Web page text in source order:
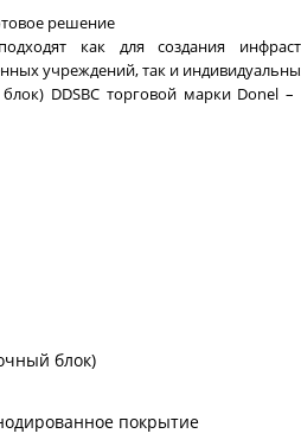
решение
как для создания
учреждений, так и
DDSBC торговой марки Donel
блок)
покрытие